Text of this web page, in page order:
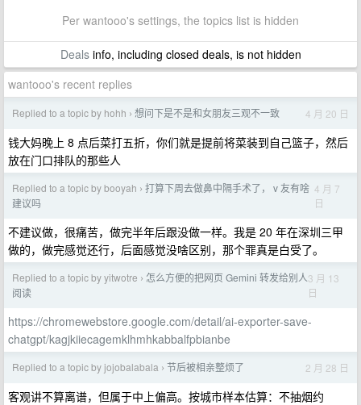
Per wantooo's settings, the topics list is hidden
Dealsinfo, including closed deals, is not hidden
wantooo's recent replies
Replied to a topic by hohh › 想问下是不是和女朋友三观不一致 4 月 20 日
钱大妈晚上 8 点后菜打五折，你们就是提前将菜装到自己篮子，然后
放在门口排队的那些人
Replied to a topic by booyah › 打算下周去做鼻中隔手术了， v 友有啥
建议吗
4 月 7
日
不建议做，很痛苦，做完半年后跟没做一样。我是 20 年在深圳三甲
做的，做完感觉还行，后面感觉没啥区别，那个罪真是白受了。
Replied to a topic by yitwotre › 怎么方便的把网页 Gemini 转发给别人
阅读
3 月 13
日
https://chromewebstore.google.com/detail/ai-exporter-save-
chatgpt/kagjkiiecagemklhmhkabbalfpbianbe
Replied to a topic by jojobalabala › 节后被相亲整烦了 2 月 28 日
客观讲不算离谱，但属于中上偏高。按城市样本估算：不抽烟约